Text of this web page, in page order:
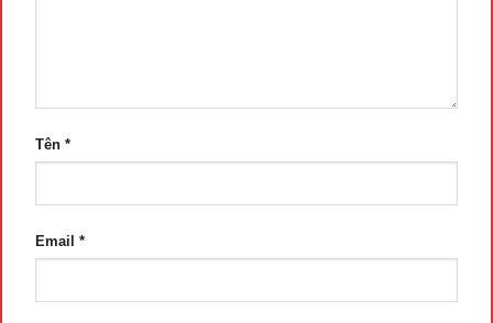
Tên *
Email *